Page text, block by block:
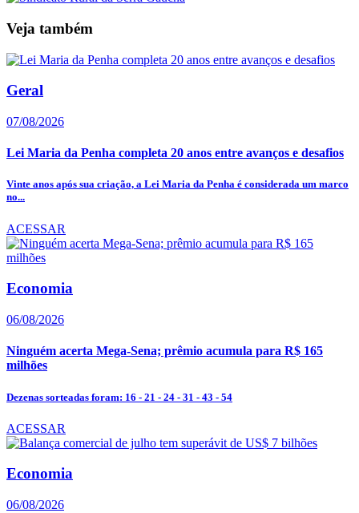
Veja também
Geral
07/08/2026
Lei Maria da Penha completa 20 anos entre avanços e desafios
Vinte anos após sua criação, a Lei Maria da Penha é considerada um marco
no...
ACESSAR
Economia
06/08/2026
Ninguém acerta Mega-Sena; prêmio acumula para R$ 165
milhões
Dezenas sorteadas foram: 16 - 21 - 24 - 31 - 43 - 54
ACESSAR
Economia
06/08/2026